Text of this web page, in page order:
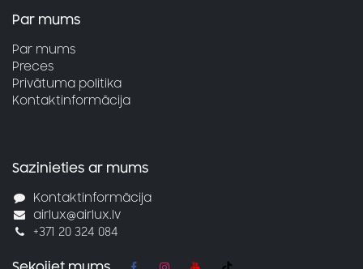
Par mums
Par mums
Preces
Privātuma politika
Kontaktinformācija
Sazinieties ar mums
Kontaktinformācija
airlux@airlux.lv
+371 20 324 084